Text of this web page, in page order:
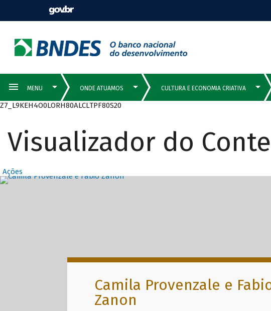
Z7_L9KEH4O0LORH80ALCLTPF80S20
Visualizador do
Ações
Destaques
Camila Provenzale e
Zanon